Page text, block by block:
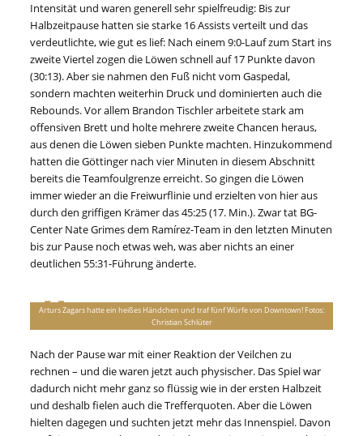
Intensität und waren generell sehr spielfreudig: Bis zur
Halbzeitpause hatten sie starke 16 Assists verteilt und das
verdeutlichte, wie gut es lief: Nach einem 9:0-Lauf zum Start ins
zweite Viertel zogen die Löwen schnell auf 17 Punkte davon
(30:13). Aber sie nahmen den Fuß nicht vom Gaspedal,
sondern machten weiterhin Druck und dominierten auch die
Rebounds. Vor allem Brandon Tischler arbeitete stark am
offensiven Brett und holte mehrere zweite Chancen heraus,
aus denen die Löwen sieben Punkte machten. Hinzukommend
hatten die Göttinger nach vier Minuten in diesem Abschnitt
bereits die Teamfoulgrenze erreicht. So gingen die Löwen
immer wieder an die Freiwurflinie und erzielten von hier aus
durch den griffigen Krämer das 45:25 (17. Min.). Zwar tat BG-
Center Nate Grimes dem Ramírez-Team in den letzten Minuten
bis zur Pause noch etwas weh, was aber nichts an einer
deutlichen 55:31-Führung änderte.
Arturs Zagars hatte ein heißes Händchen und traf fünf Würfe von Downtown! Fotos:
Christian Schlüter
Nach der Pause war mit einer Reaktion der Veilchen zu
rechnen – und die waren jetzt auch physischer. Das Spiel war
dadurch nicht mehr ganz so flüssig wie in der ersten Halbzeit
und deshalb fielen auch die Trefferquoten. Aber die Löwen
hielten dagegen und suchten jetzt mehr das Innenspiel. Davon